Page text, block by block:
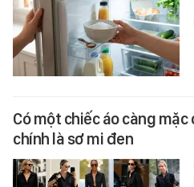
Có một chiếc áo càng
chính là sơ mi đen